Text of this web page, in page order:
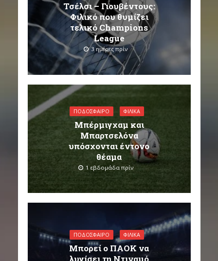
Τσέλσι – Γιουβέντους:
Φιλικό που θυμίζει
τελικό Champions
League
3 ημέρες πρίν
ΠΟΔΌΣΦΑΙΡΟ ΦΙΛΙΚΆ
Μπέρμιγχαμ και
Μπαρτσελόνα
υπόσχονται έντονο
θέαμα
1 εβδομάδα πρίν
ΠΟΔΌΣΦΑΙΡΟ ΦΙΛΙΚΆ
Μπορεί ο ΠΑΟΚ να